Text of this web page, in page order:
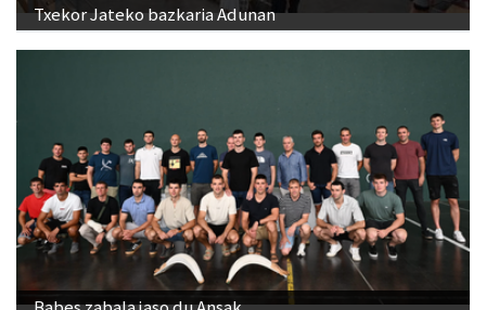
Txekor Jateko bazkaria Adunan